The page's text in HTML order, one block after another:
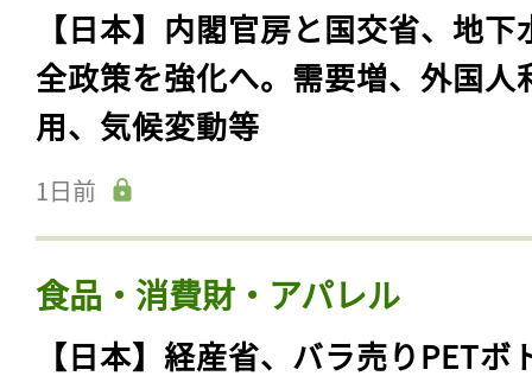
【日本】内閣官房と国交省、地下
全政策を強化へ。需要増、外国人
用、気候変動等
1日前
食品・消費財・アパレル
【日本】経産省、バラ売りPETボ